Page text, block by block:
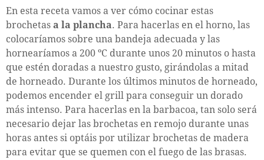
En esta receta vamos a ver cómo cocinar estas
brochetas a la plancha. Para hacerlas en el horno, las
colocaríamos sobre una bandeja adecuada y las
hornearíamos a 200 ºC durante unos 20 minutos o hasta
que estén doradas a nuestro gusto, girándolas a mitad
de horneado. Durante los últimos minutos de horneado,
podemos encender el grill para conseguir un dorado
más intenso. Para hacerlas en la barbacoa, tan solo será
necesario dejar las brochetas en remojo durante unas
horas antes si optáis por utilizar brochetas de madera
para evitar que se quemen con el fuego de las brasas.